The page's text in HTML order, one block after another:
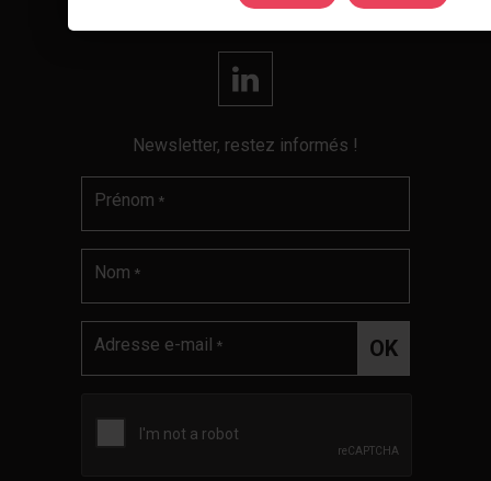
Newsletter, restez informés !
Prénom *
Nom *
Adresse e-mail *